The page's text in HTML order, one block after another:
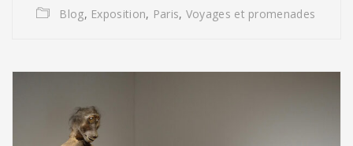
Blog, Exposition, Paris, Voyages et promenades